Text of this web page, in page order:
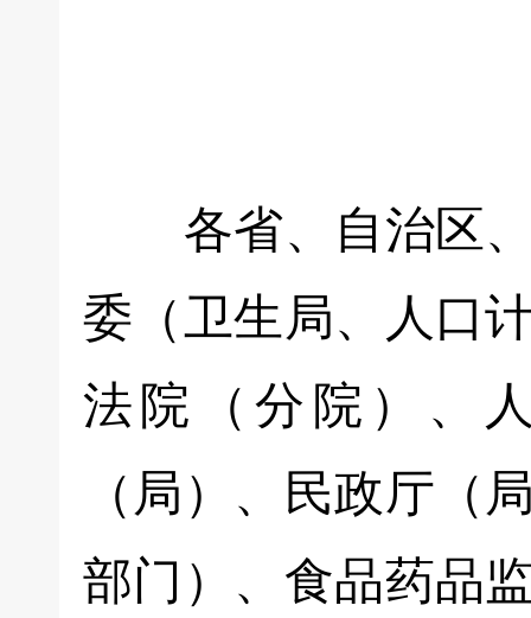
各省、自治区、
委（卫生局、人口
法院（分院）、
（局）、民政厅（
部门）、食品药品